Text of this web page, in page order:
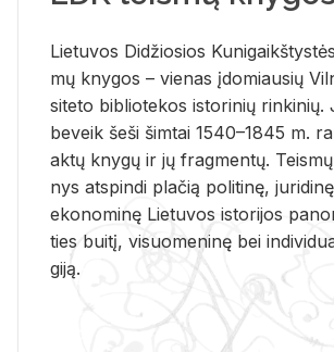
Lie­tu­vos Di­džio­sios
mų kny­gos – vie­nas įdo­miau­sių
si­te­to bi­b­lio­te­kos is­to­ri­nių rin­ki­nių.
be­veik šeši šim­tai 1540–1845 m.
aktų kny­gų ir jų frag­men­tų.
nys at­spin­di pla­čią po­li­ti­nę,
eko­no­mi­nę Lie­tu­vos is­to­ri­jos
ties bui­tį, vi­suo­me­ni­nę bei
gi­ją.